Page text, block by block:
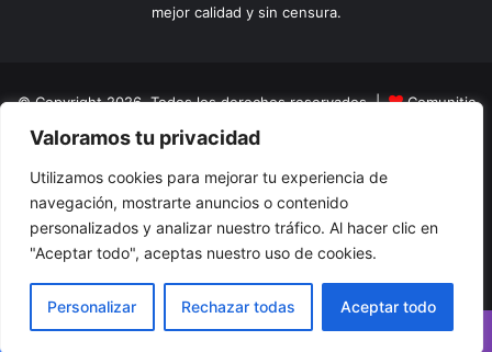
Valoramos tu privacidad
Utilizamos cookies para mejorar tu experiencia de
navegación, mostrarte anuncios o contenido
personalizados y analizar nuestro tráfico. Al hacer clic en
"Aceptar todo", aceptas nuestro uso de cookies.
Personalizar Rechazar todas Aceptar todo
mejor calidad y sin censura.
© Copyright 2026, Todos los derechos reservados |
Comunitic
SAS BICNit 901228106
Home
Actualidad Variedades Opinion Turismo
El Tinteadero
Caricaturas Reportajes
FacebookYouTubeInstagram